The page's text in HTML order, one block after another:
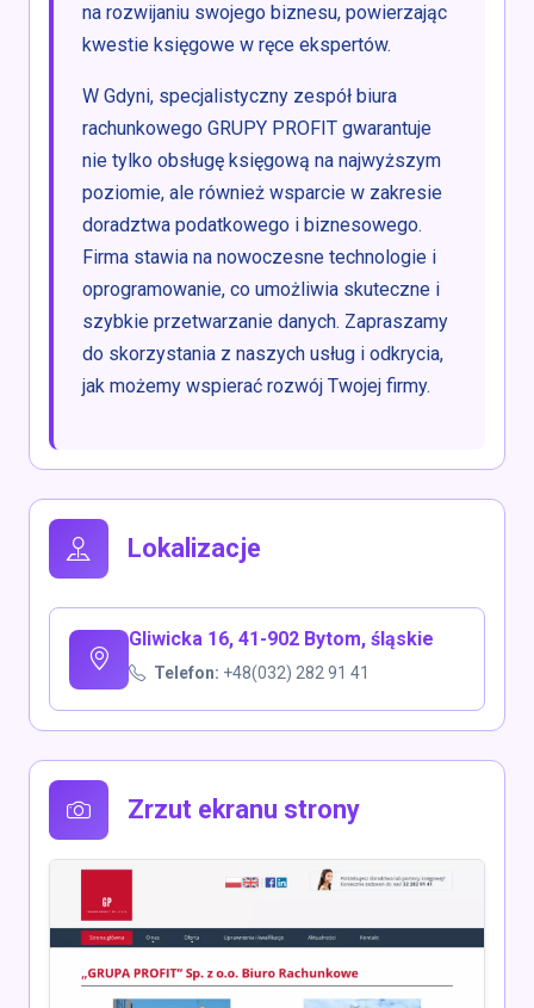
na rozwijaniu swojego biznesu, powierzając
kwestie księgowe w ręce ekspertów.
W Gdyni, specjalistyczny zespół biura
rachunkowego GRUPY PROFIT gwarantuje
nie tylko obsługę księgową na najwyższym
poziomie, ale również wsparcie w zakresie
doradztwa podatkowego i biznesowego.
Firma stawia na nowoczesne technologie i
oprogramowanie, co umożliwia skuteczne i
szybkie przetwarzanie danych. Zapraszamy
do skorzystania z naszych usług i odkrycia,
jak możemy wspierać rozwój Twojej firmy.
Lokalizacje
Gliwicka 16, 41-902 Bytom, śląskie
Telefon: +48(032) 282 91 41
Zrzut ekranu strony